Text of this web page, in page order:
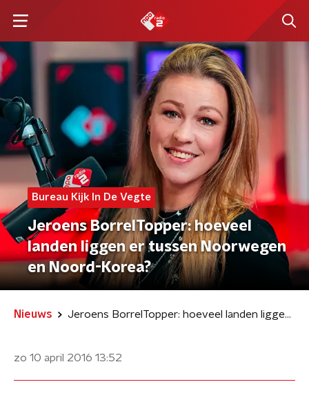
Bureau Kijk In De Vegte
Jeroens BorrelTopper: hoeveel
landen liggen er tussen Noorwegen
en Noord-Korea?
Nieuws Jeroens BorrelTopper: hoeveel landen liggen er tussen Noorwegen en Noord-Korea?
zo 10 april 2016 13:52